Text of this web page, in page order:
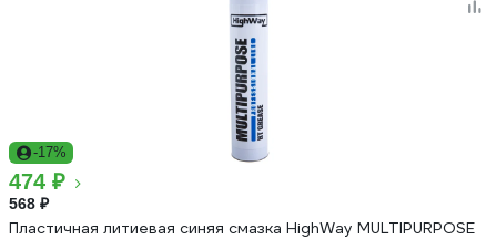
-17%
474 ₽
568 ₽
Пластичная литиевая синяя смазка HighWay MULTIPURPOSE